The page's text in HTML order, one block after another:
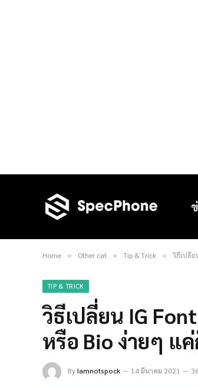
Home » Other cat » Tip & Trick » วิธีเปลี่
TIP & TRICK
วิธีเปลี่ยน IG
หรือ Bio ง่ายๆ แ
ByIamnotspock 14 มีนาคม 2021